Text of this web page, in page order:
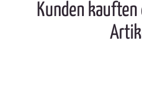
Kunden